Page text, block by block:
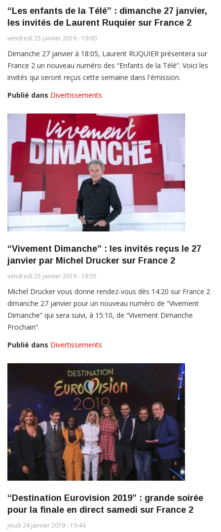
“Les enfants de la Télé” : dimanche 27 janvier,
les invités de Laurent Ruquier sur France 2
vendredi 25 janvier 2019 - 19:00
Dimanche 27 janvier à 18:05, Laurent RUQUIER présentera sur
France 2 un nouveau numéro des “Enfants de la Télé”. Voici les
invités qui seront reçus cette semaine dans l'émission.
Publié dans Divertissements
“Vivement Dimanche” : les invités reçus le 27
janvier par Michel Drucker sur France 2
vendredi 25 janvier 2019 - 18:55
Michel Drucker vous donne rendez-vous dès 14:20 sur France 2
dimanche 27 janvier pour un nouveau numéro de “Vivement
Dimanche” qui sera suivi, à 15:10, de “Vivement Dimanche
Prochain”.
Publié dans Divertissements
“Destination Eurovision 2019” : grande soirée
pour la finale en direct samedi sur France 2
jeudi 24 janvier 2019 - 19:44